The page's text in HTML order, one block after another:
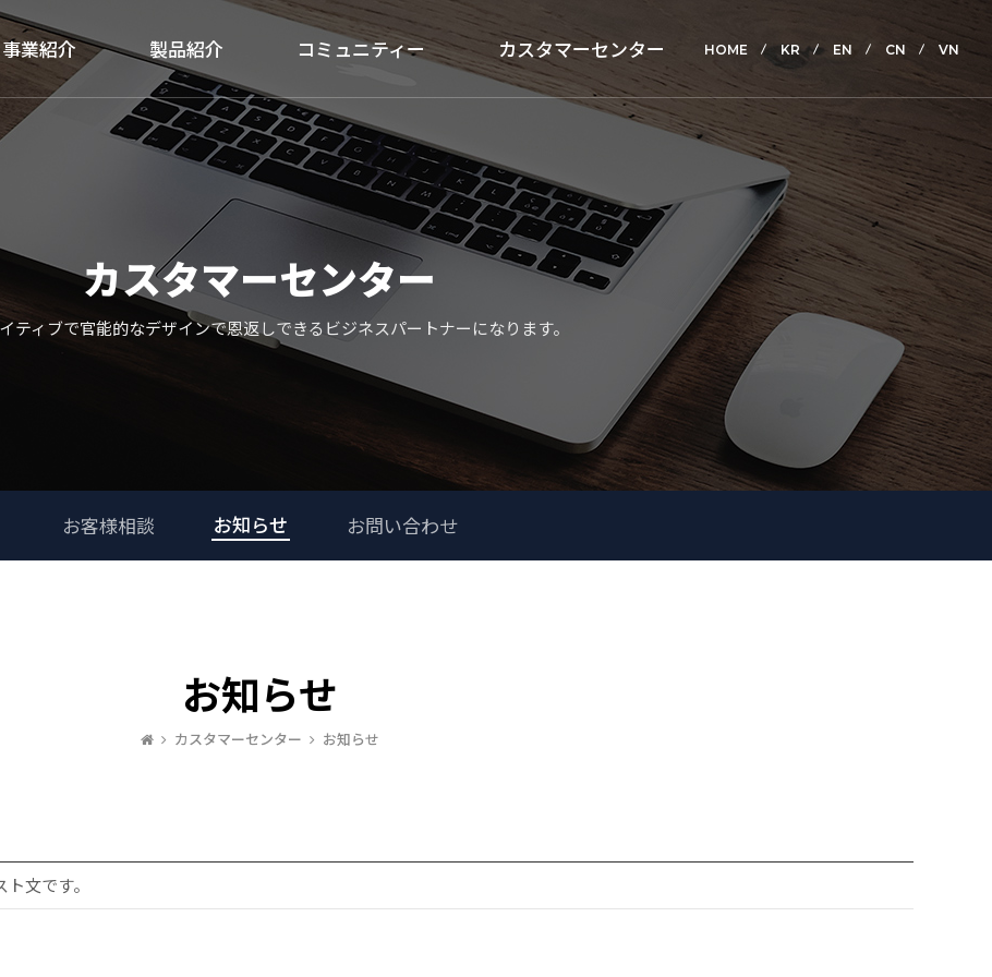
HOME KR EN CN VN
事業紹介 製品紹介 コミュニティー カスタマーセンター
カスタマーセンター
ティブで官能的なデザインで恩返しできるビジネスパートナーになります。
お客様相談 お知らせ お問い合わせ
お知らせ
カスタマーセンター お知らせ
文です。